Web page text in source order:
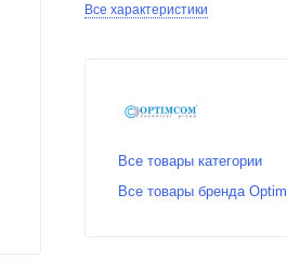
Все характеристики
Все товары категории
Все товары бренда Optim